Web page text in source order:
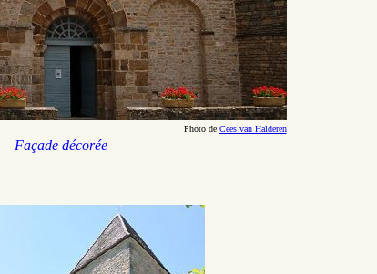
Photo de Cees van Halderen
Façade décorée